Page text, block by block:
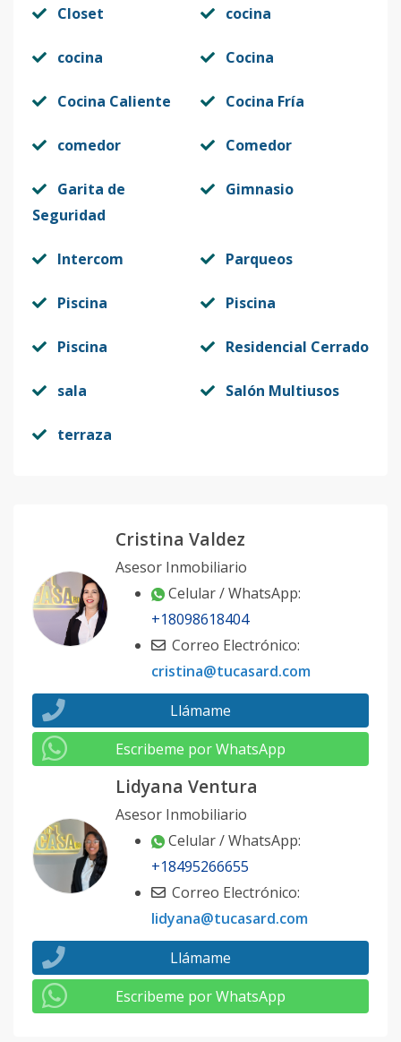
Closet cocina
cocina Cocina
Cocina Caliente Cocina Fría
comedor Comedor
Garita de
Seguridad
Gimnasio
Intercom Parqueos
Piscina Piscina
Piscina Residencial Cerrado
sala Salón Multiusos
terraza
Cristina Valdez
Asesor Inmobiliario
Celular / WhatsApp:
+18098618404
Correo Electrónico:
cristina@tucasard.com
Llámame
Escribeme por WhatsApp
Lidyana Ventura
Asesor Inmobiliario
Celular / WhatsApp:
+18495266655
Correo Electrónico:
lidyana@tucasard.com
Llámame
Escribeme por WhatsApp